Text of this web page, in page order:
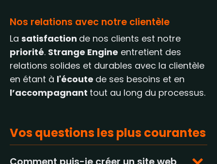
Nos relations avec notre clientèle
La satisfaction de nos clients est notre
priorité. Strange Engine entretient des
relations solides et durables avec la clientèle
en étant à l'écoute de ses besoins et en
l’accompagnant tout au long du processus.
Vos questions les plus courantes